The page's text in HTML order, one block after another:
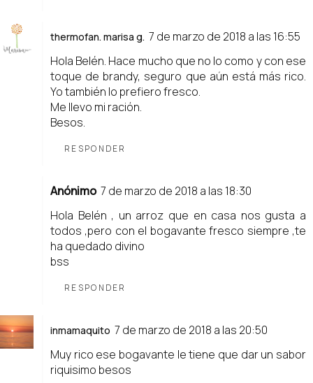
thermofan. marisa g. 7 de marzo de 2018 a las 16:55
Hola Belén. Hace mucho que no lo como y con ese
toque de brandy, seguro que aún está más rico.
Yo también lo prefiero fresco.
Me llevo mi ración.
Besos.
RESPONDER
Anónimo 7 de marzo de 2018 a las 18:30
Hola Belén , un arroz que en casa nos gusta a
todos ,pero con el bogavante fresco siempre ,te
ha quedado divino
bss
RESPONDER
inmamaquito 7 de marzo de 2018 a las 20:50
Muy rico ese bogavante le tiene que dar un sabor
riquisimo besos